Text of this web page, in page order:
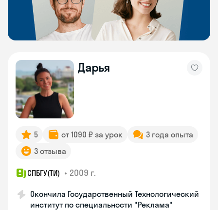
Дарья
5 от 1090 ₽ за урок
3 года опыта
3 отзыва
СПБГУ(ТИ) • 2009 г.
Окончила Государственный Технологический
институт по специальности "Реклама"